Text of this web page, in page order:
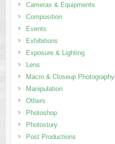
Cameras & Equipments
Composition
Events
Exhibitions
Exposure & Lighting
Lens
Macro & Closeup Photography
Manipulation
Others
Photoshop
Photostory
Post Productions